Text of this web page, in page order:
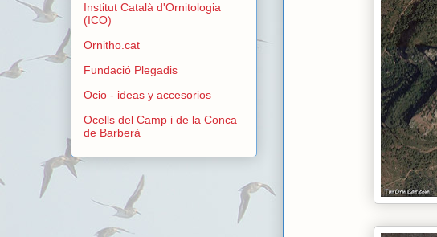
Institut Català d'Ornitologia
(ICO)
Ornitho.cat
Fundació Plegadis
Ocio - ideas y accesorios
Ocells del Camp i de la Conca
de Barberà